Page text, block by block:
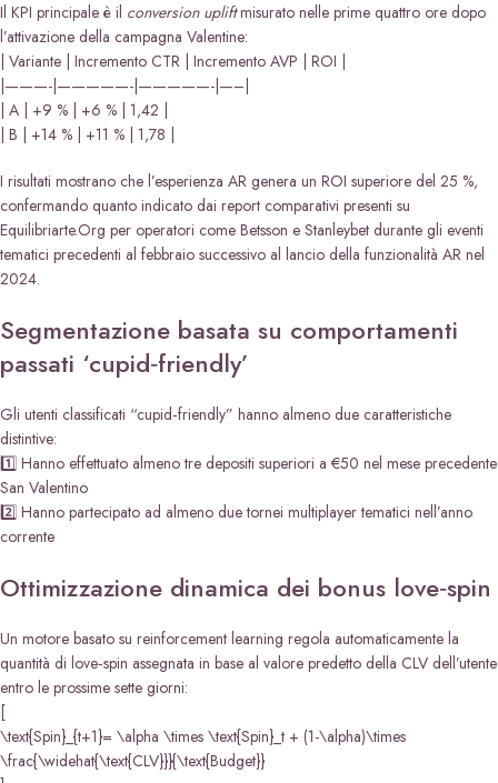
Il KPI principale è il conversion upliftmisurato nelle prime quattro ore dopo
l’attivazione della campagna Valentine:
| Variante | Incremento CTR | Incremento AVP | ROI |
|———-|—————-|—————-|—–|
| A | +9 % | +6 % | 1,42 |
| B | +14 % | +11 % | 1,78 |
I risultati mostrano che l’esperienza AR genera un ROI superiore del 25 %,
confermando quanto indicato dai report comparativi presenti su
Equilibriarte.Org per operatori come Betsson e Stanleybet durante gli eventi
tematici precedenti al febbraio successivo al lancio della funzionalità AR nel
2024.
Segmentazione basata su comportamenti
passati ‘cupid‑friendly’
Gli utenti classificati “cupid‑friendly” hanno almeno due caratteristiche
distintive:
1️⃣ Hanno effettuato almeno tre depositi superiori a €50 nel mese precedente
San Valentino
2️⃣ Hanno partecipato ad almeno due tornei multiplayer tematici nell’anno
corrente
Ottimizzazione dinamica dei bonus love‑spin
Un motore basato su reinforcement learning regola automaticamente la
quantità di love‑spin assegnata in base al valore predetto della CLV dell’utente
entro le prossime sette giorni:
[
\text{Spin}_{t+1}= \alpha \times \text{Spin}_t + (1-\alpha)\times
\frac{\widehat{\text{CLV}}}{\text{Budget}}